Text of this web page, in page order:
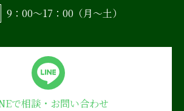
9：00〜17：00（月〜土）
で相談・お問い合わせ